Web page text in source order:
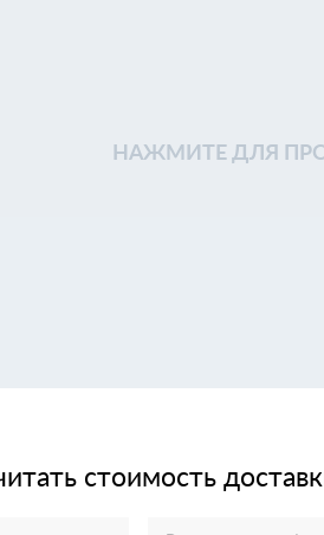
НАЖМИТЕ ДЛЯ
стоимость